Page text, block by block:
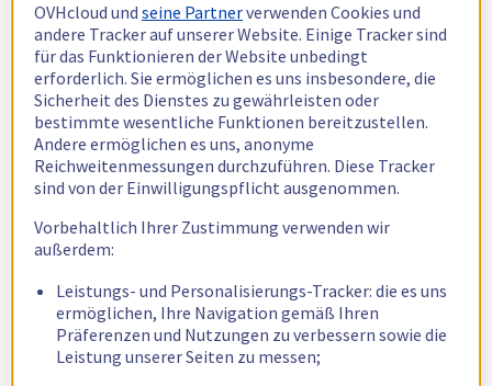
OVHcloud undseine Partnerverwenden Cookies und
andere Tracker auf unserer Website. Einige Tracker sind
für das Funktionieren der Website unbedingt
erforderlich. Sie ermöglichen es uns insbesondere, die
Sicherheit des Dienstes zu gewährleisten oder
bestimmte wesentliche Funktionen bereitzustellen.
Andere ermöglichen es uns, anonyme
Reichweitenmessungen durchzuführen. Diese Tracker
sind von der Einwilligungspflicht ausgenommen.
Vorbehaltlich Ihrer Zustimmung verwenden wir
außerdem:
Leistungs- und Personalisierungs-Tracker: die es uns
ermöglichen, Ihre Navigation gemäß Ihren
Präferenzen und Nutzungen zu verbessern sowie die
Leistung unserer Seiten zu messen;